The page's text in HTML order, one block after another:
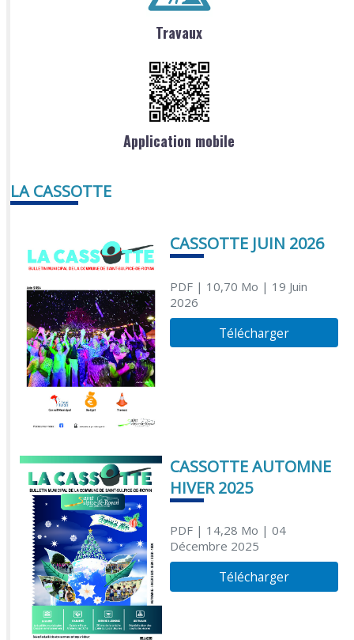
Travaux
Application mobile
LA CASSOTTE
CASSOTTE JUIN 2026
PDF| 10,70 Mo | 19 Juin
2026
Télécharger
CASSOTTE AUTOMNE
HIVER 2025
PDF| 14,28 Mo | 04
Décembre 2025
Télécharger